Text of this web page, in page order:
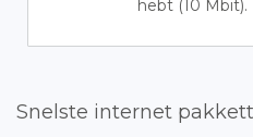
hebt (10 Mbit).
Snelste internet